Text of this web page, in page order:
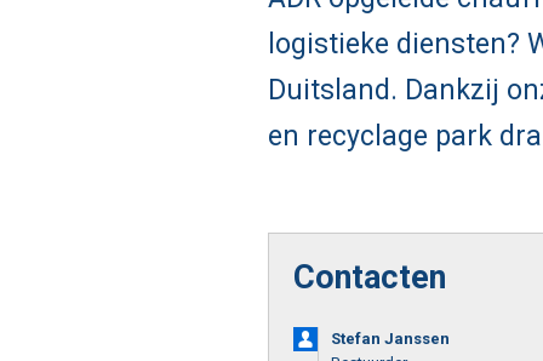
logistieke diensten?
Duitsland. Dankzij
en recyclage park
Contacten
Stefan Janssen